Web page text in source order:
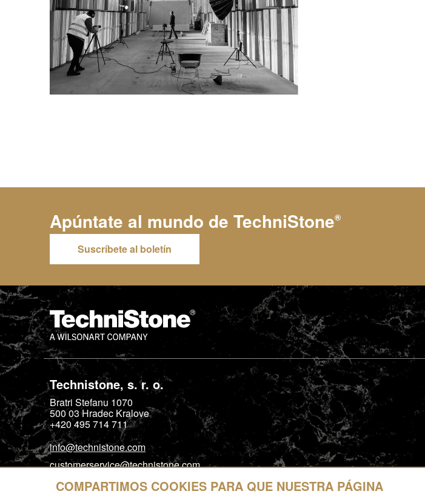
Apúntate al mundo de TechniStone®
Suscríbete al boletín
Technistone, s. r. o.
Bratri Stefanu 1070
500 03 Hradec Kralove
+420 495 714 711
info@technistone.com
customerservice@technistone.com
COMPARTIMOS COOKIES PARA QUE NUESTRA PÁGINA